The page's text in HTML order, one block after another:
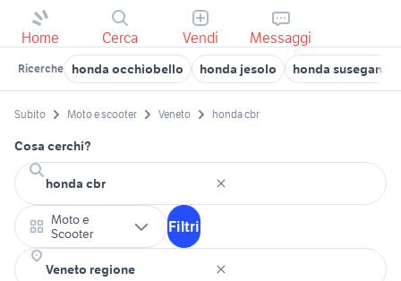
Home Cerca Vendi Messaggi
Ricerche honda occhiobello honda jesolo honda susegana
Subito Moto e scooter Veneto honda cbr
Cosa cerchi?
Moto e
Scooter
Filtri